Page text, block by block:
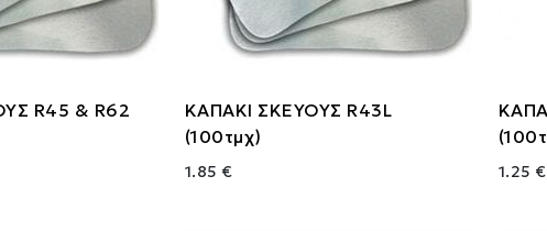
R45 & R62
ΚΑΠΑΚΙ ΣΚΕΥΟΥΣ R43L
(100τμχ)
1.85 € 1.25 €